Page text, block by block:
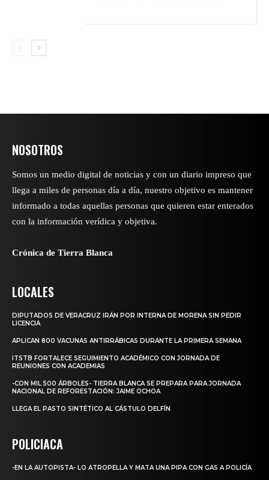
NOSOTROS
Somos un medio digital de noticias y con un diario impreso que
llega a miles de personas día a día, nuestro objetivo es mantener
informado a todas aquellas personas que quieren estar enterados
con la información verídica y objetiva.
Crónica de Tierra Blanca
LOCALES
DIPUTADOS DE VERACRUZ IRÁN POR INTERNA DE MORENA SIN PEDIR
LICENCIA
APLICAN 800 VACUNAS ANTIRRÁBICAS DURANTE LA PRIMERA SEMANA
ITSTB FORTALECE SEGUIMIENTO ACADÉMICO CON JORNADA DE
REUNIONES CON ACADEMIAS
-CON MIL 500 ÁRBOLES- TIERRA BLANCA SE PREPARA PARA JORNADA
NACIONAL DE REFORESTACIÓN: JAIME OCHOA
LLEGA EL PASTO SINTÉTICO AL CÁSTULO DELFÍN
POLICIACA
-EN LA AUTOPISTA- LO ATROPELLA Y MATA UNA PIPA CON GAS A POLICÍA